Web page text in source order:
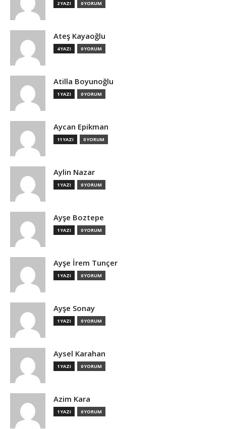
2 YAZI 0 YORUM
Ateş Kayaoğlu
4 YAZI 0 YORUM
Atilla Boyunoğlu
1 YAZI 0 YORUM
Aycan Epikman
11 YAZI 0 YORUM
Aylin Nazar
1 YAZI 0 YORUM
Ayşe Boztepe
1 YAZI 0 YORUM
Ayşe İrem Tunçer
1 YAZI 0 YORUM
Ayşe Sonay
1 YAZI 0 YORUM
Aysel Karahan
1 YAZI 0 YORUM
Azim Kara
1 YAZI 0 YORUM